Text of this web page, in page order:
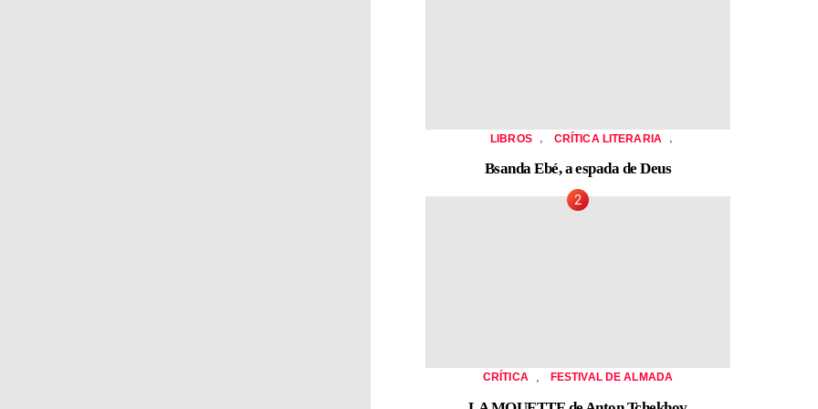
LIBROS , CRÍTICA LITERARIA ,
Bsanda Ebé, a espada de Deus
CRÍTICA FESTIVAL DE ALMADA